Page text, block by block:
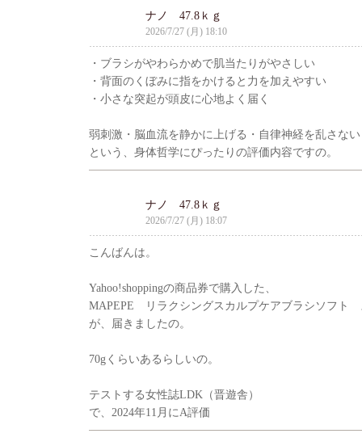
ナノ 47.8ｋｇ
2026/7/27 (月) 18:10
・ブラシがやわらかめで肌当たりがやさしい
・背面のくぼみに指をかけると力を加えやすい
・小さな突起が頭皮に心地よく届く
弱刺激・脳血流を静かに上げる・自律神経を乱さない
という、身体哲学にぴったりの評価内容ですの。
ナノ 47.8ｋｇ
2026/7/27 (月) 18:07
こんばんは。
Yahoo!shoppingの商品券で購入した、
MAPEPE リラクシングスカルプケアブラシソフト
が、届きましたの。
70gくらいあるらしいの。
テストする女性誌LDK（晋遊舎）
で、2024年11月にA評価